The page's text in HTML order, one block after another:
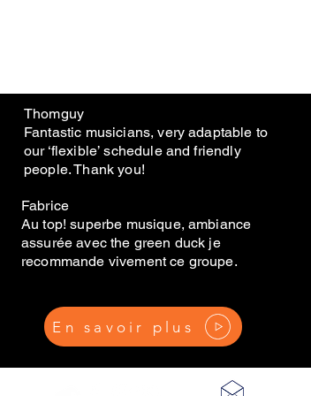
Thomguy
Fantastic musicians, very adaptable to
our ‘flexible’ schedule and friendly
people. Thank you!
Fabrice
Au top! superbe musique, ambiance
assurée avec the green duck je
recommande vivement ce groupe.
En savoir plus